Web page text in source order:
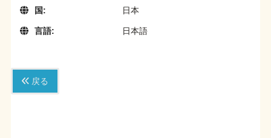
国: 日本
言語: 日本語
戻る